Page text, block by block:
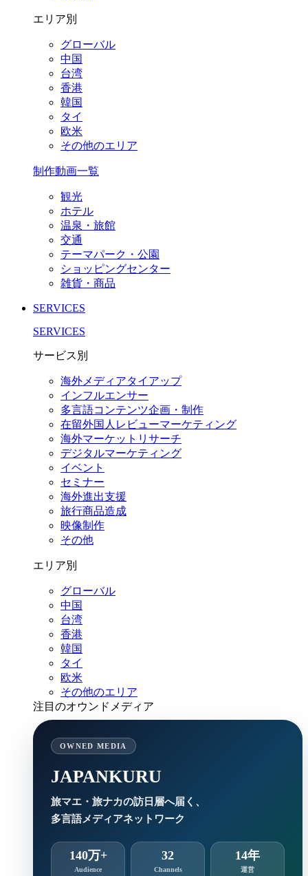
エリア別
グローバル
中国
台湾
香港
韓国
タイ
欧米
その他のエリア
制作動画一覧
観光
ホテル
温泉・旅館
交通
テーマパーク・公園
ショッピングセンター
雑貨・商品
SERVICES
SERVICES
サービス別
海外メディアタイアップ
インフルエンサー
多言語コンテンツ企画・制作
在留外国⼈レビューマーケティング
海外マーケットリサーチ
デジタルマーケティング
イベント
セミナー
海外進出支援
旅行商品造成
映像制作
その他
エリア別
グローバル
中国
台湾
香港
韓国
タイ
欧米
その他のエリア
注目のオウンドメディア
OWNED MEDIA
JAPANKURU
旅マエ・旅ナカの訪日層へ届く、
多言語メディアネットワーク
140万+
Audience
32
Channels
14年
運営